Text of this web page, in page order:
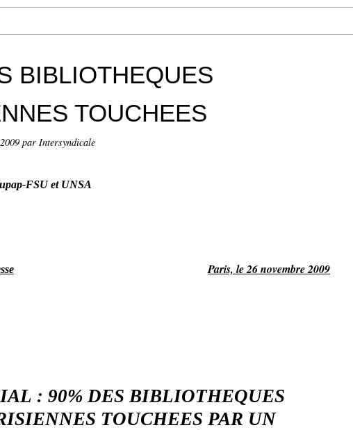
BIBLIOTHEQUES
TOUCHEES
par Intersyndicale
FSU et UNSA
Paris, le 26 novembre 2009
: 90% DES BIBLIOTHEQUES
TOUCHEES PAR UN